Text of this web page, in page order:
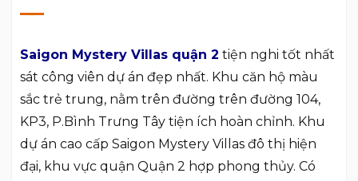
Saigon Mystery Villas quận 2 tiện nghi tốt nhất
sát công viên dự án đẹp nhất. Khu căn hộ màu
sắc trẻ trung, nằm trên đường trên đường 104,
KP3, P.Bình Trưng Tây tiện ích hoàn chỉnh. Khu
dự án cao cấp Saigon Mystery Villas đô thị hiện
đại, khu vực quận Quận 2 hợp phong thủy. Có